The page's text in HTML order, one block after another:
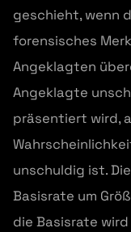
geschieht, wenn
forensisches
Angeklagten
Angeklagte
präsentiert wird,
unschuldig ist.
Basisrate um
die Basisrate